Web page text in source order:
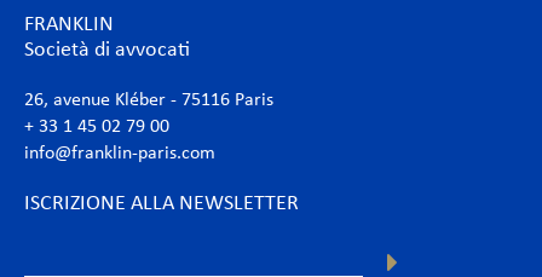
FRANKLIN
Società di avvocati
26, avenue Kléber - 75116 Paris
+ 33 1 45 02 79 00
info@franklin-paris.com
ISCRIZIONE ALLA NEWSLETTER